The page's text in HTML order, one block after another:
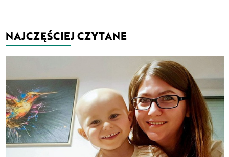
NAJCZĘŚCIEJ CZYTANE